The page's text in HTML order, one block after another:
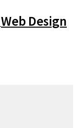
Web Design